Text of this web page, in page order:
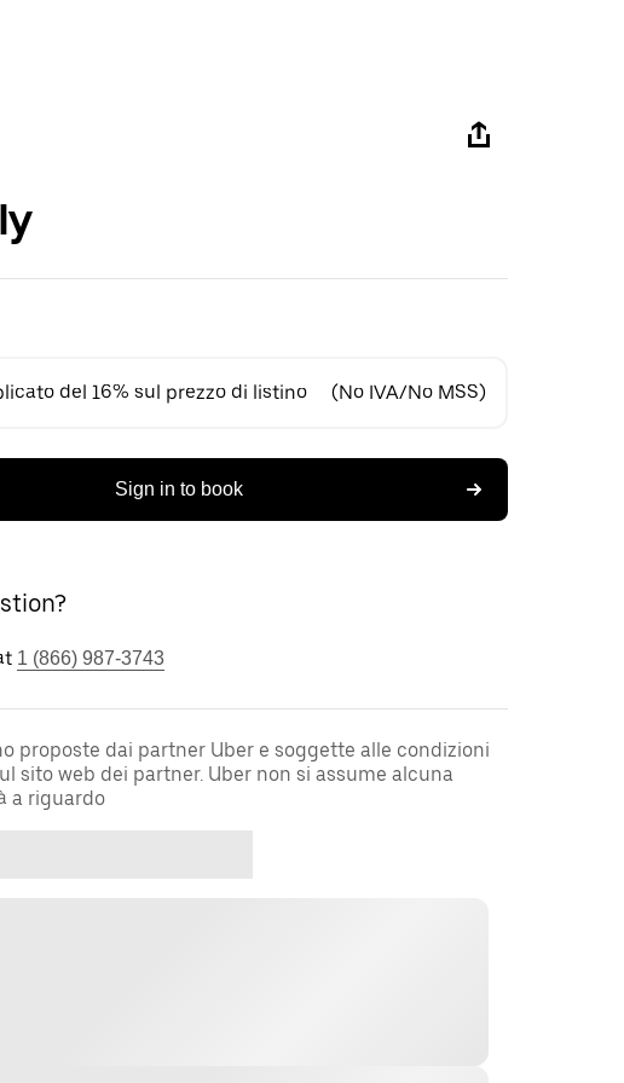
del 16% sul prezzo di listino (No IVA/No MSS)
Sign in to book
1 (866) 987-3743
proposte dai partner Uber e soggette alle condizioni
sito web dei partner. Uber non si assume alcuna
a riguardo